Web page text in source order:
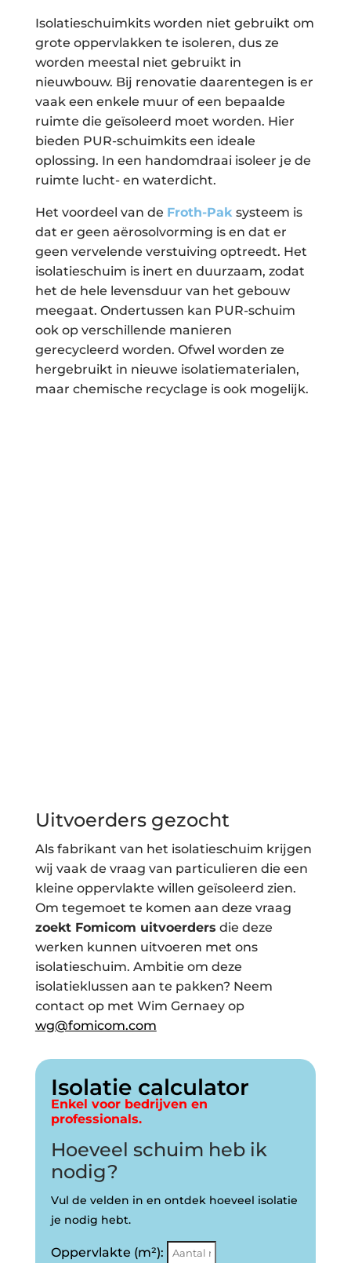
Isolatieschuimkits worden niet gebruikt om
grote oppervlakken te isoleren, dus ze
worden meestal niet gebruikt in
nieuwbouw. Bij renovatie daarentegen is er
vaak een enkele muur of een bepaalde
ruimte die geïsoleerd moet worden. Hier
bieden PUR-schuimkits een ideale
oplossing. In een handomdraai isoleer je de
ruimte lucht- en waterdicht.
Het voordeel van de Froth-Pak systeem is
dat er geen aërosolvorming is en dat er
geen vervelende verstuiving optreedt. Het
isolatieschuim is inert en duurzaam, zodat
het de hele levensduur van het gebouw
meegaat. Ondertussen kan PUR-schuim
ook op verschillende manieren
gerecycleerd worden. Ofwel worden ze
hergebruikt in nieuwe isolatiematerialen,
maar chemische recyclage is ook mogelijk.
Uitvoerders gezocht
Als fabrikant van het isolatieschuim krijgen
wij vaak de vraag van particulieren die een
kleine oppervlakte willen geïsoleerd zien.
Om tegemoet te komen aan deze vraag
zoekt Fomicom uitvoerders die deze
werken kunnen uitvoeren met ons
isolatieschuim. Ambitie om deze
isolatieklussen aan te pakken? Neem
contact op met Wim Gernaey op
wg@fomicom.com
Isolatie calculator
Enkel voor bedrijven en
professionals.
Hoeveel schuim heb ik
nodig?
Vul de velden in en ontdek hoeveel isolatie
je nodig hebt.
Oppervlakte (m²):